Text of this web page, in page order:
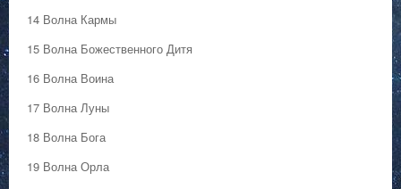
14 Волна Кармы
15 Волна Божественного Дитя
16 Волна Воина
17 Волна Луны
18 Волна Бога
19 Волна Орла